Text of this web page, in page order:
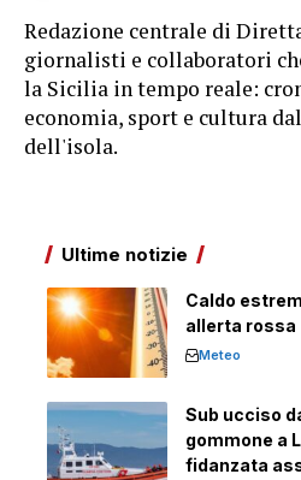
Redazione centrale di
giornalisti e collaboratori
la Sicilia in tempo reale:
economia, sport e cultura
dell'isola.
Ultime notizie
Caldo
allerta rossa
Meteo
Sub ucciso
gommone a
fidanzata